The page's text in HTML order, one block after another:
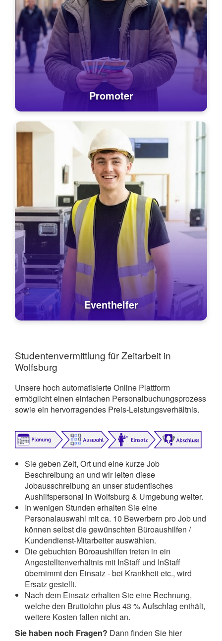
Promoter
Eventhelfer
Studentenvermittlung für Zeitarbeit in
Wolfsburg
Unsere hoch automatisierte Online Plattform
ermöglicht einen einfachen Personalbuchungsprozess
sowie ein hervorragendes Preis-Leistungsverhältnis.
Sie geben Zeit, Ort und eine kurze Job
Beschreibung an und wir leiten diese
Jobausschreibung an unser studentisches
Aushilfspersonal in Wolfsburg & Umgebung weiter.
In wenigen Stunden erhalten Sie eine
Personalauswahl mit ca. 10 Bewerbern pro Job und
können selbst die gewünschten Büroaushilfen /
Kundendienst-Mitarbeiter auswählen.
Die gebuchten Büroaushilfen treten in ein
Angestelltenverhältnis mit InStaff und InStaff
übernimmt den Einsatz - bei Krankheit etc., wird
Ersatz gestellt.
Nach dem Einsatz erhalten Sie eine Rechnung,
welche den Bruttolohn plus 43 % Aufschlag enthält,
weitere Kosten fallen nicht an.
Sie haben noch Fragen? Dann finden Sie hier